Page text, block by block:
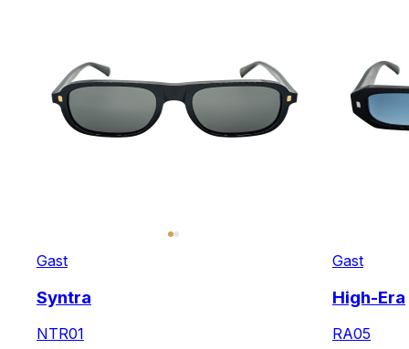
Gast
Syntra
NTR01
Gast
High-Era
RA05